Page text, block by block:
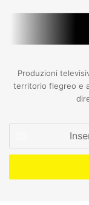
Produzioni
territorio flegreo e
tuo
email